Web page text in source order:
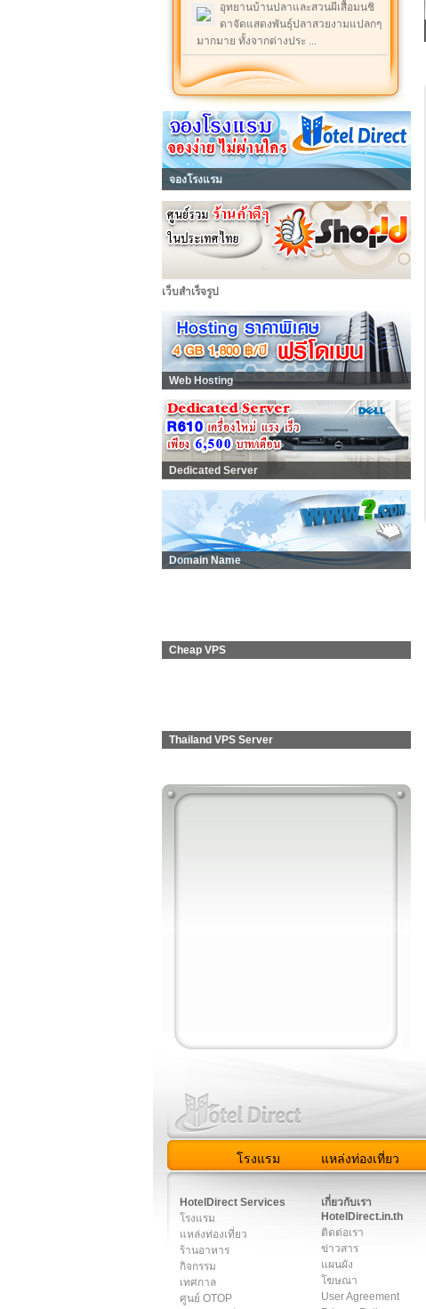
อุทยานบ้านปลาและสวนผีเสื้อมนชิ
ดาจัดแสดงพันธุ์ปลาสวยงามแปลกๆ
มากมาย ทั้งจากต่างประ ...
จองโรงแรม
เว็บสำเร็จรูป
Web Hosting
Dedicated Server
Domain Name
Cheap VPS
Thailand VPS Server
โรงแรม แหล่งท่องเที่ยว
HotelDirect Services
โรงแรม
แหล่งท่องเที่ยว
ร้านอาหาร
กิจกรรม
เทศกาล
ศูนย์ OTOP
เกี่ยวกับเรา
HotelDirect.in.th
ติดต่อเรา
ข่าวสาร
แผนผัง
โฆษณา
User Agreement